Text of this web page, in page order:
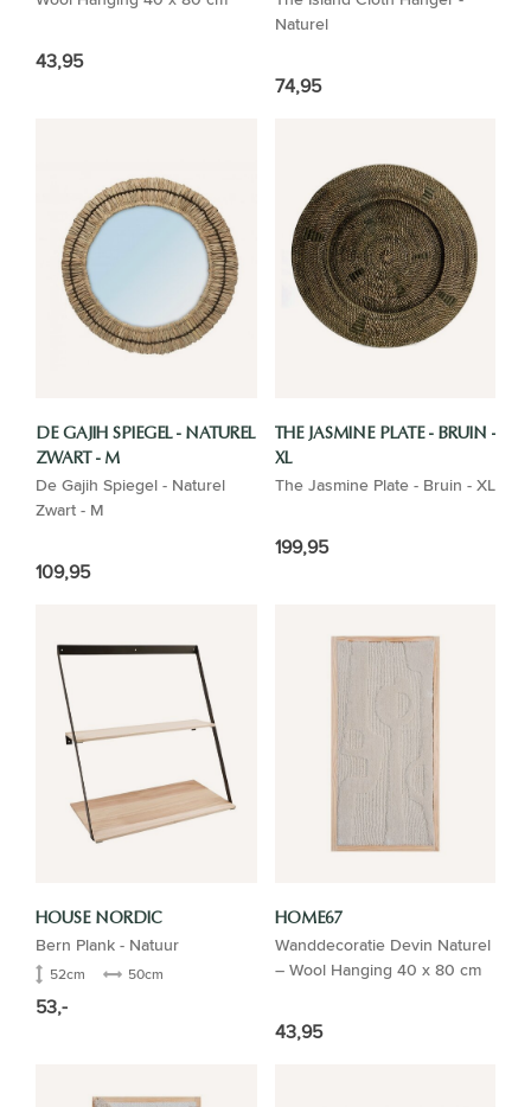
43,95
Naturel
74,95
DE GAJIH SPIEGEL - NATUREL
ZWART - M
De Gajih Spiegel - Naturel
Zwart - M
109,95
THE JASMINE PLATE - BRUIN -
XL
The Jasmine Plate - Bruin - XL
199,95
HOUSE NORDIC
Bern Plank - Natuur
52cm 50cm
53,-
HOME67
Wanddecoratie Devin Naturel
– Wool Hanging 40 x 80 cm
43,95